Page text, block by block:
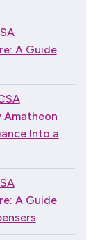
A Guide
Amatheon
Into a
A Guide